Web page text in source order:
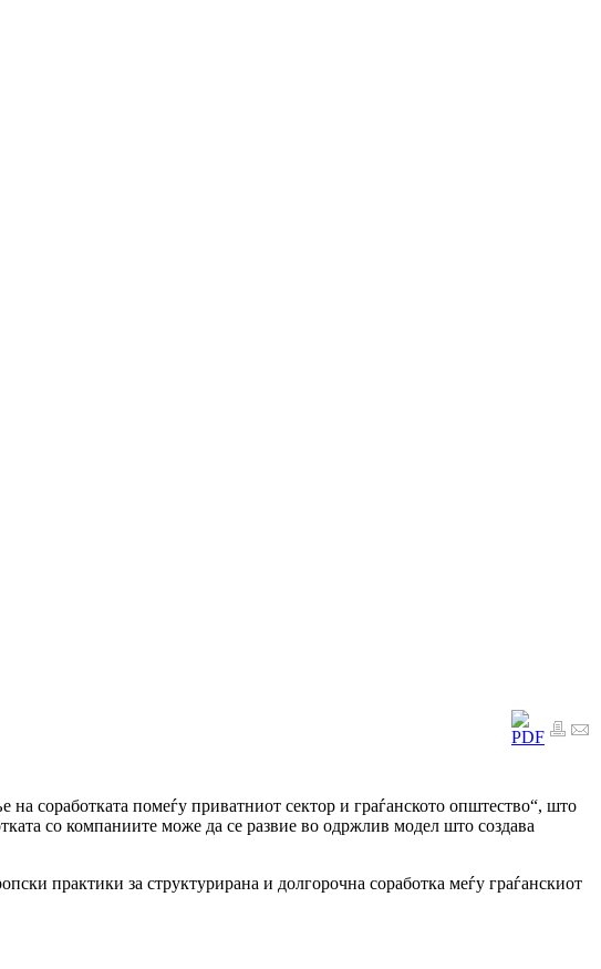
соработката помеѓу приватниот сектор и граѓанското општество“, што
со компаниите може да се развие во одржлив модел што создава
практики за структурирана и долгорочна соработка меѓу граѓанскиот